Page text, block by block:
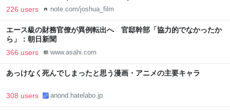
226 users note.com/joshua_film
エース級の財務官僚が異例転出へ 官邸幹部「協力的でなかったか
ら」：朝日新聞
366 users www.asahi.com
あっけなく死んでしまったと思う漫画・アニメの主要キャラ
308 users anond.hatelabo.jp